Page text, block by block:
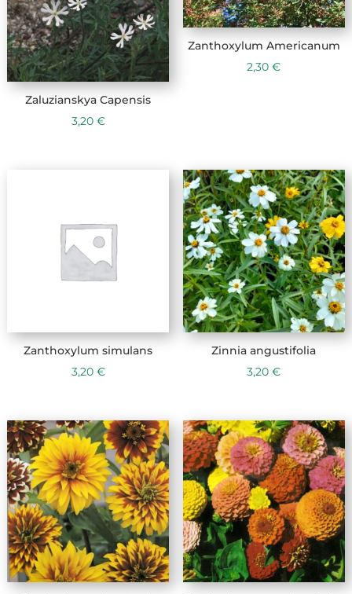
Zaluzianskya Capensis
3,20 €
Zanthoxylum Americanum
2,30€
Zanthoxylum simulans
3,20 €
Zinnia angustifolia
3,20€